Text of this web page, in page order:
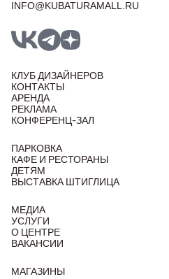
INFO@KUBATURAMALL.RU
КЛУБ ДИЗАЙНЕРОВ
КОНТАКТЫ
АРЕНДА
РЕКЛАМА
КОНФЕРЕНЦ-ЗАЛ
ПАРКОВКА
КАФЕ И РЕСТОРАНЫ
ДЕТЯМ
ВЫСТАВКА ШТИГЛИЦА
МЕДИА
УСЛУГИ
О ЦЕНТРЕ
ВАКАНСИИ
МАГАЗИНЫ